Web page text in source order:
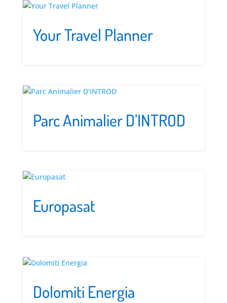
Your Travel Planner
Parc Animalier D’INTROD
Europasat
Dolomiti Energia